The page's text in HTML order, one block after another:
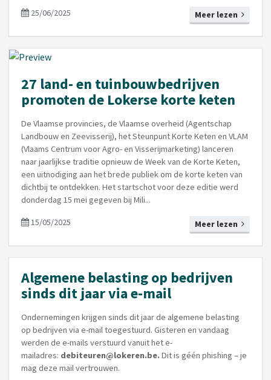
Meer lezen
25/06/2025
27 land- en tuinbouwbedrijven
promoten de Lokerse korte keten
De Vlaamse provincies, de Vlaamse overheid (Agentschap
Landbouw en Zeevisserij), het Steunpunt Korte Keten en VLAM
(Vlaams Centrum voor Agro- en Visserijmarketing) lanceren
naar jaarlijkse traditie opnieuw de Week van de Korte Keten,
een uitnodiging aan het brede publiek om de korte keten van
dichtbij te ontdekken. Het startschot voor deze editie werd
donderdag 15 mei gegeven bij Mili...
Meer lezen
15/05/2025
Algemene belasting op bedrijven
sinds dit jaar via e-mail
Ondernemingen krijgen sinds dit jaar de algemene belasting
op bedrijven via e-mail toegestuurd. Gisteren en vandaag
werden de e-mails verstuurd vanuit het e-
mailadres: debiteuren@lokeren.be. Dit is géén phishing – je
mag deze mail vertrouwen.